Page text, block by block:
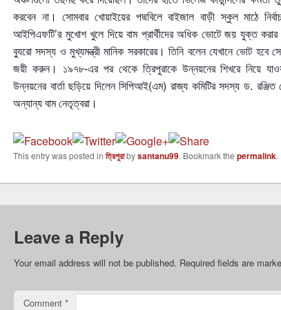
করবেন না। সোমবার খোয়াইয়ের পদ্মবিলে বাইজাল বাড়ী স্কুল মাঠে
আইপিএফটি’র মুখোশ খুলে দিয়ে বাম প্রার্থীদের অধিক ভোটে জয় যুক্ত
ব্যুরো সদস্য ও মুখ্যমন্ত্রী মানিক সরকারের। তিনি বলেন যেখানে ভোট হবে
জয়ী করুন। ১৯৭৮-এর পর থেকে ত্রিপুরাকে উন্নয়নের শিখরে নিয়ে
উন্নয়নের বার্তা ছড়িয়ে দিলেন সিপিআই(এম) রাজ্য কমিটির সদস্য ড. রঞ্জিত
অন্যান্য বাম নেতৃত্বরা।
This entry was posted in ত্রিপুরাbysantanu99. Bookmark the permalink.
Leave a Reply
Your email address will not be published. Required fields are
Comment *